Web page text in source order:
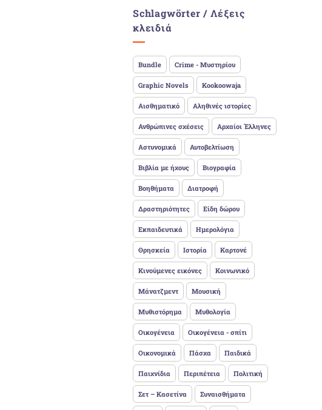
Schlagwörter / Λέξεις
κλειδιά
Bundle Crime - Μυστηρίου
Graphic Novels Kookoowaja
Αισθηματικό Αληθινές ιστορίες
Ανθρώπινες σχέσεις Αρχαίοι Έλληνες
Αστυνομικά Αυτοβελτίωση
Βιβλία με ήχους Βιογραφία
Βοηθήματα Διατροφή
Δραστηριότητες Είδη δώρου
Εκπαιδευτικά Ημερολόγια
Θρησκεία Ιστορία Καρτονέ
Κινούμενες εικόνες Κοινωνικό
Μάνατζμεντ Μουσική
Μυθιστόρημα Μυθολογία
Οικογένεια Οικογένεια - σπίτι
Οικονομικά Πάσχα Παιδικά
Παιχνίδια Περιπέτεια Πολιτική
Σετ – Κασετίνα Συναισθήματα